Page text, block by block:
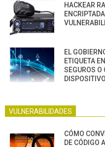
HACKEAR
EL
ETIQUETA
SEGUROS O
VULNERABILIDADES
CÓMO
DE CÓDIGO